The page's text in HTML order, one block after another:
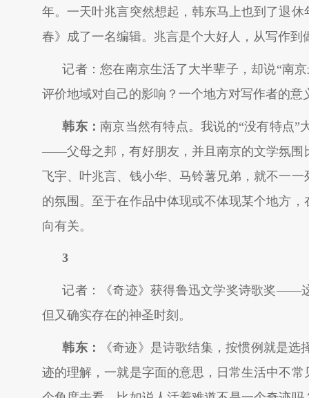
年。一天叶兆言突然想起，韩东马上也到了退
春》成了一名编辑。兆言是个大好人，从写作到
记者：您在南京生活了大半辈子，却说“南
评价地域对自己的影响？一个地方对写作者的意
韩东：南京当然有特点。我说的“没有特点
——父母之邦，有好朋友，并且南京的文学氛围
飞宇、叶兆言、钱小华、马铃薯兄弟，就不一
的氛围。至于在作品中体现或不体现某个地方
向有关。
3
记者：《奇迹》获得鲁迅文学奖诗歌奖——
但又确实存在的神圣时刻。
韩东：
《奇迹》是诗歌结集，按惯例就是
迹的理解，一就是字面的意思，日常生活中不